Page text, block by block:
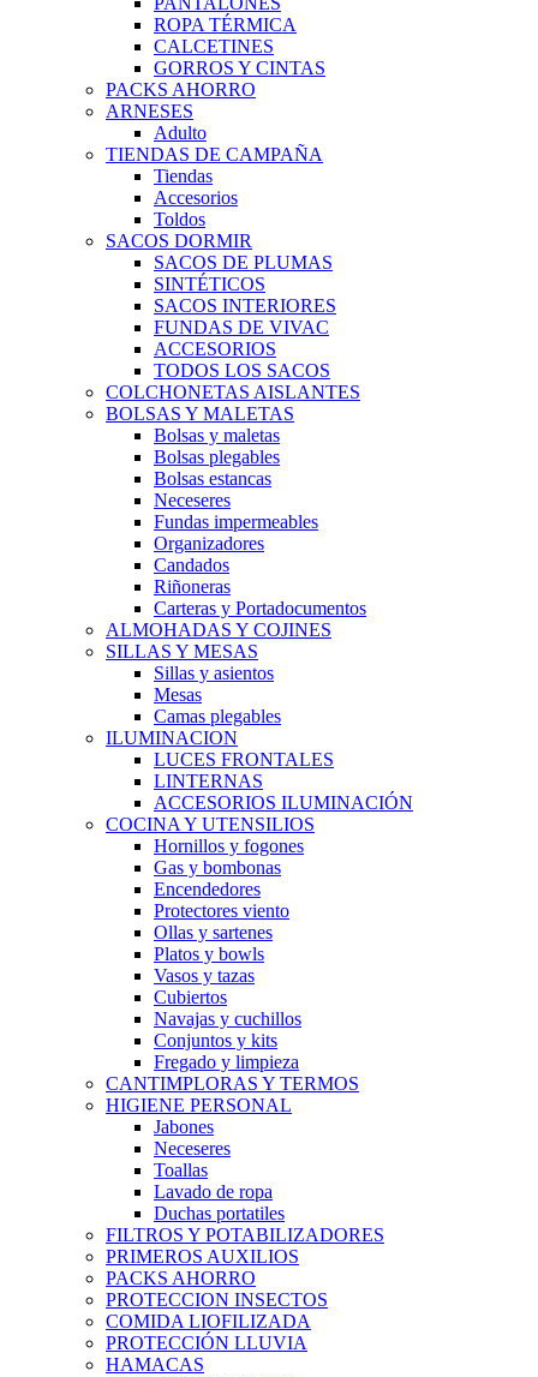
ROPA TÉRMICA
CALCETINES
GORROS Y CINTAS
PACKS AHORRO
ARNESES
Adulto
TIENDAS DE CAMPAÑA
Tiendas
Accesorios
Toldos
SACOS DORMIR
SACOS DE PLUMAS
SINTÉTICOS
SACOS INTERIORES
FUNDAS DE VIVAC
ACCESORIOS
TODOS LOS SACOS
COLCHONETAS AISLANTES
BOLSAS Y MALETAS
Bolsas y maletas
Bolsas plegables
Bolsas estancas
Neceseres
Fundas impermeables
Organizadores
Candados
Riñoneras
Carteras y Portadocumentos
ALMOHADAS Y COJINES
SILLAS Y MESAS
Sillas y asientos
Mesas
Camas plegables
ILUMINACION
LUCES FRONTALES
LINTERNAS
ACCESORIOS ILUMINACIÓN
COCINA Y UTENSILIOS
Hornillos y fogones
Gas y bombonas
Encendedores
Protectores viento
Ollas y sartenes
Platos y bowls
Vasos y tazas
Cubiertos
Navajas y cuchillos
Conjuntos y kits
Fregado y limpieza
CANTIMPLORAS Y TERMOS
HIGIENE PERSONAL
Jabones
Neceseres
Toallas
Lavado de ropa
Duchas portatiles
FILTROS Y POTABILIZADORES
PRIMEROS AUXILIOS
PACKS AHORRO
PROTECCION INSECTOS
COMIDA LIOFILIZADA
PROTECCIÓN LLUVIA
HAMACAS